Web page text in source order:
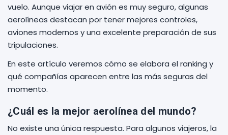
vuelo. Aunque viajar en avión es muy seguro, algunas
aerolíneas destacan por tener mejores controles,
aviones modernos y una excelente preparación de sus
tripulaciones.
En este artículo veremos cómo se elabora el ranking y
qué compañías aparecen entre las más seguras del
momento.
¿Cuál es la mejor aerolínea del mundo?
No existe una única respuesta. Para algunos viajeros, la